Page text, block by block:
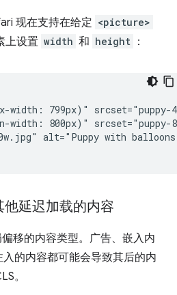
现在支持在给定 <picture>
上设置 width 和 height ：
width: 799px)"
width: 800px)"
alt="Puppy with
延迟加载的内容
移的内容类型。广告、嵌入内
的内容都可能会导致其后的内
。